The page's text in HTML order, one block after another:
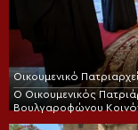
Οικουμενικό
Ο Οικουμενικός
Βουλγαροφώνου